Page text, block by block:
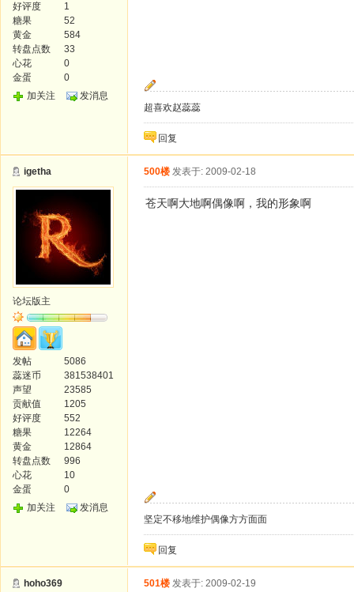
好评度
1
糖果
52
黄金
584
转盘点数
33
心花
0
金蛋
0
加关注
发消息
超喜欢赵蕊蕊
回复
igetha
论坛版主
发帖
5086
蕊迷币
381538401
声望
23585
贡献值
1205
好评度
552
糖果
12264
黄金
12864
转盘点数
996
心花
10
金蛋
0
加关注
发消息
500楼 发表于: 2009-02-18
苍天啊大地啊偶像啊，我的形象啊
坚定不移地维护偶像方方面面
回复
hoho369 501楼 发表于: 2009-02-19